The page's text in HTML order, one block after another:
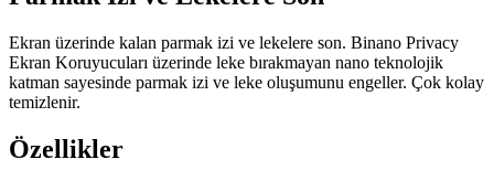
Ekran üzerinde kalan parmak izi ve lekelere son. Binano Privacy
Ekran Koruyucuları üzerinde leke bırakmayan nano teknolojik
katman sayesinde parmak izi ve leke oluşumunu engeller. Çok kolay
temizlenir.
Özellikler